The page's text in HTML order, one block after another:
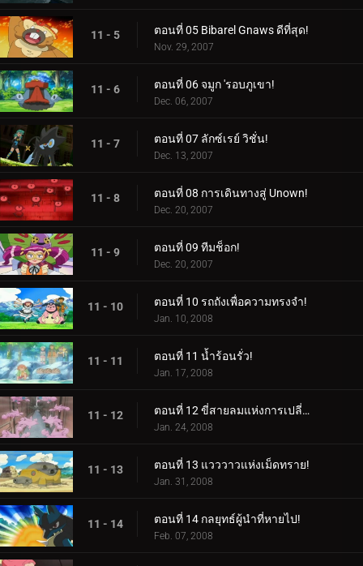
11 - 5 ตอนที่ 05 Bibarel Gnaws ดีที่สุด!
Nov. 29, 2007
11 - 6 ตอนที่ 06 จมูก 'รอบภูเขา!
Dec. 06, 2007
11 - 7 ตอนที่ 07 ลักซ์เรย์ วิชั่น!
Dec. 13, 2007
11 - 8 ตอนที่ 08 การเดินทางสู่ Unown!
Dec. 20, 2007
11 - 9 ตอนที่ 09 ทีมช็อก!
Dec. 20, 2007
11 - 10 ตอนที่ 10 รถถังเพื่อความทรงจำ!
Jan. 10, 2008
11 - 11 ตอนที่ 11 น้ำร้อนรั่ว!
Jan. 17, 2008
11 - 12 ตอนที่ 12 ขี่สายลมแห่งการเปลี่ยนแปลง!
Jan. 24, 2008
11 - 13 ตอนที่ 13 แวววาวแห่งเม็ดทราย!
Jan. 31, 2008
11 - 14 ตอนที่ 14 กลยุทธ์ผู้นำที่หายไป!
Feb. 07, 2008